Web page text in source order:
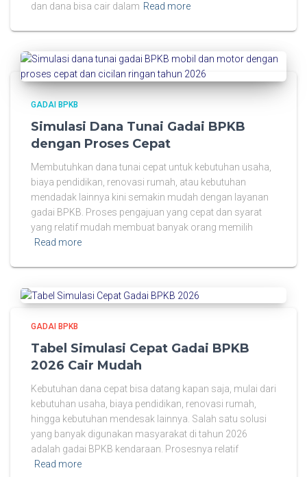
dan dana bisa cair dalam Read more
GADAI BPKB
Simulasi Dana Tunai Gadai BPKB
dengan Proses Cepat
Membutuhkan dana tunai cepat untuk kebutuhan usaha,
biaya pendidikan, renovasi rumah, atau kebutuhan
mendadak lainnya kini semakin mudah dengan layanan
gadai BPKB. Proses pengajuan yang cepat dan syarat
yang relatif mudah membuat banyak orang memilih
Read more
GADAI BPKB
Tabel Simulasi Cepat Gadai BPKB
2026 Cair Mudah
Kebutuhan dana cepat bisa datang kapan saja, mulai dari
kebutuhan usaha, biaya pendidikan, renovasi rumah,
hingga kebutuhan mendesak lainnya. Salah satu solusi
yang banyak digunakan masyarakat di tahun 2026
adalah gadai BPKB kendaraan. Prosesnya relatif
Read more